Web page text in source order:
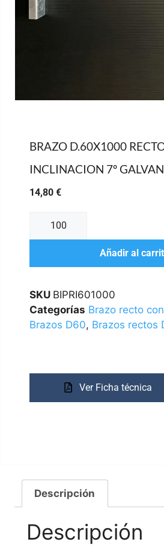
BRAZO D.60X1000
INCLINACION 7º
14,80 €
Añadir al
SKU BIPRI601000
Categorías Brazo recto
Brazos D60, Brazos rectos
Ver Ficha técnica
Descripción
Descripción